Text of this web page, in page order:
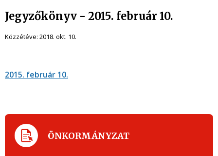
Jegyzőkönyv - 2015. február 10.
Közzétéve: 2018. okt. 10.
2015. február 10.
ÖNKORMÁNYZAT